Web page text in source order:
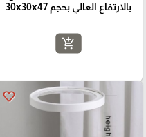
بالارتفاع العالي بحجم 30x30x47
add_shopping_cart
favorite_border